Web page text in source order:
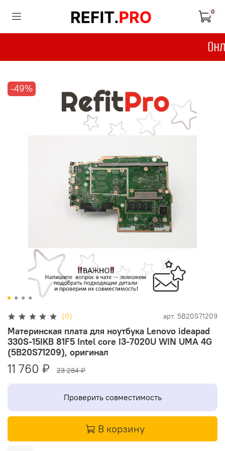
0
-49%
(0) арт. 5B20S71209
Материнская плата для ноутбука Lenovo ideapad
330S-15IKB 81F5 Intel core I3-7020U WIN UMA 4G
(5B20S71209), оригинал
11 760 ₽ 23 284 ₽
Проверить совместимость
В корзину